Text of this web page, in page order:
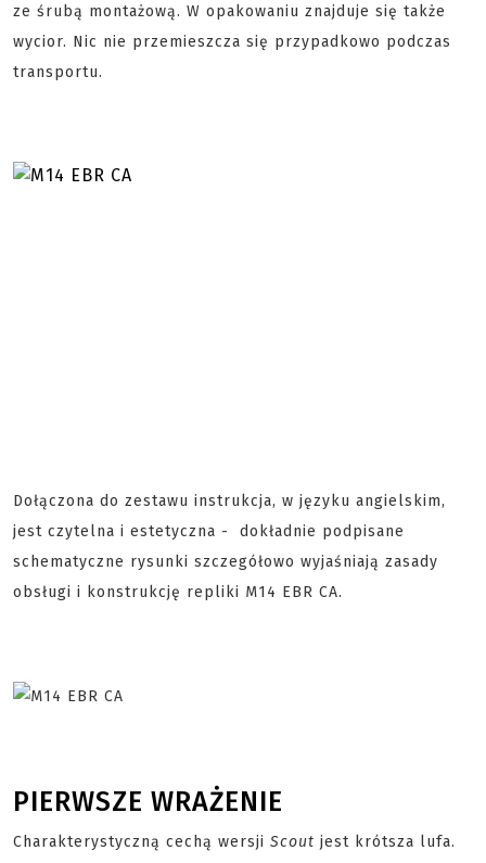
ze śrubą montażową. W opakowaniu znajduje się także
wycior. Nic nie przemieszcza się przypadkowo podczas
transportu.
Dołączona do zestawu instrukcja, w języku angielskim,
jest czytelna i estetyczna - dokładnie podpisane
schematyczne rysunki szczegółowo wyjaśniają zasady
obsługi i konstrukcję repliki M14 EBR CA.
PIERWSZE WRAŻENIE
Charakterystyczną cechą wersji Scout jest krótsza lufa.